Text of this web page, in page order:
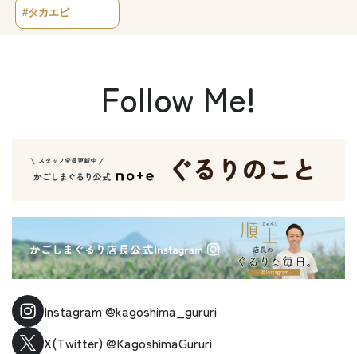
#タカエビ
Follow Me!
Instagram@kagoshima_gururi
X(Twitter) @KagoshimaGururi